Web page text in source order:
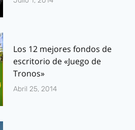
Los 12 mejores fondos de
escritorio de «Juego de
Tronos»
Abril 25, 2014